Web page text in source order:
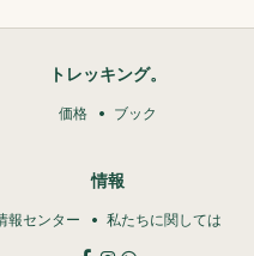
トレッキング。
価格 ブック
情報
報センター 私たちに関しては